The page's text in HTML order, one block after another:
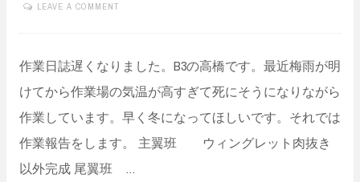
LEAVE A COMMENT
作業日誌遅くなりました。B3の高橋です。最近梅雨が明
けてから作業場の気温が高すぎて死にそうになりながら
作業しています。早く冬になってほしいです。それでは
作業報告をします。 主翼班 ウィングレット肉抜き
以外完成 尾翼班 …